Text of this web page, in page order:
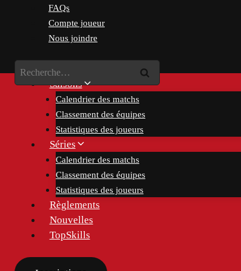
FAQs
Compte joueur
Nous joindre
Rechercher :
Saisons
Calendrier des matchs
Classement des équipes
Statistiques des joueurs
Séries
Calendrier des matchs
Classement des équipes
Statistiques des joueurs
Règlements
Nouvelles
TopSkills